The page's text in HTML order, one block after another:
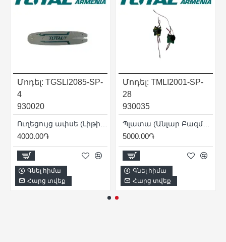
Մոդել: TGSLI2085-SP-
4
930020
4000.00֏
Գնել հիմա
Հարց տվեք
Մոդել: TMLI2001-SP-
28
930035
5000.00֏
Գնել հիմա
Հարց տվեք